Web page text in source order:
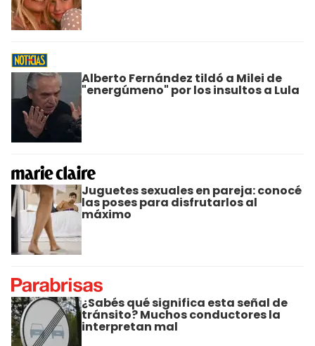
Alberto Fernández tildó a Milei de
"energúmeno" por los insultos a Lula
Juguetes sexuales en pareja: conocé
las poses para disfrutarlos al
máximo
¿Sabés qué significa esta señal de
tránsito? Muchos conductores la
interpretan mal